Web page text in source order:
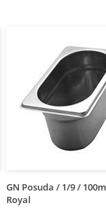
GN Posuda / 1/9 /
Royal